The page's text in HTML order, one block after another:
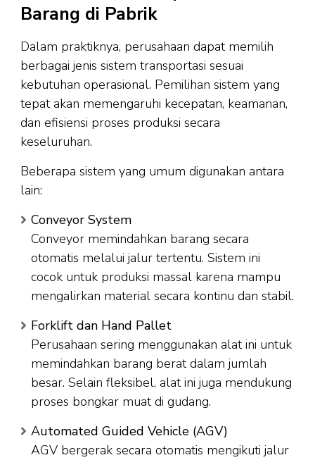
Barang di Pabrik
Dalam praktiknya, perusahaan dapat memilih
berbagai jenis sistem transportasi sesuai
kebutuhan operasional. Pemilihan sistem yang
tepat akan memengaruhi kecepatan, keamanan,
dan efisiensi proses produksi secara
keseluruhan.
Beberapa sistem yang umum digunakan antara
lain:
Conveyor System
Conveyor memindahkan barang secara
otomatis melalui jalur tertentu. Sistem ini
cocok untuk produksi massal karena mampu
mengalirkan material secara kontinu dan stabil.
Forklift dan Hand Pallet
Perusahaan sering menggunakan alat ini untuk
memindahkan barang berat dalam jumlah
besar. Selain fleksibel, alat ini juga mendukung
proses bongkar muat di gudang.
Automated Guided Vehicle (AGV)
AGV bergerak secara otomatis mengikuti jalur